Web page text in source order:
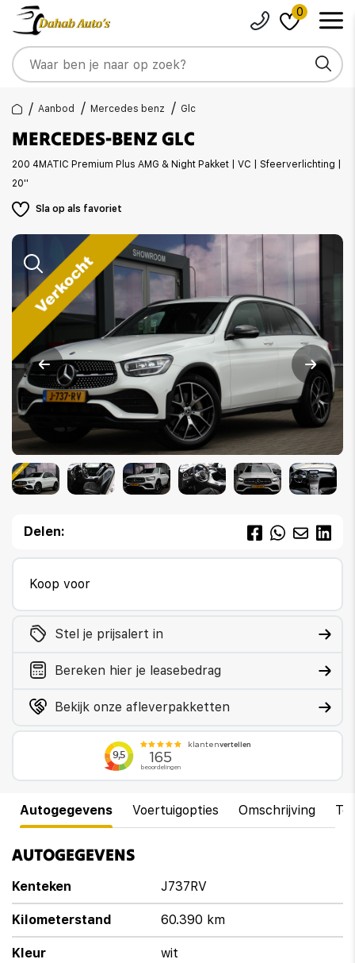
0
Aanbod Mercedes benz Glc
MERCEDES-BENZ GLC
200 4MATIC Premium Plus AMG & Night Pakket | VC | Sfeerverlichting |
20''
Delen:
Koop voor
Stel je prijsalert in
Bereken hier je leasebedrag
Bekijk onze afleverpakketten
Autogegevens Voertuigopties Omschrijving
AUTOGEGEVENS
Kenteken J737RV
Kilometerstand 60.390 km
Kleur wit